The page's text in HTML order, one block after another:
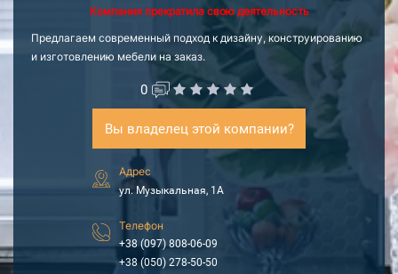
Компания прекратила свою деятельность
Предлагаем современный подход к дизайну, конструированию
и изготовлению мебели на заказ.
0
Вы владелец этой компании?
Адрес
ул. Музыкальная, 1А
Телефон
+38 (097) 808-06-09
+38 (050) 278-50-50